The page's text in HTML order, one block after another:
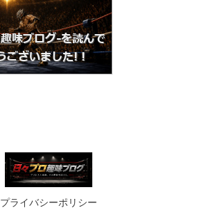
プライバシーポリシー